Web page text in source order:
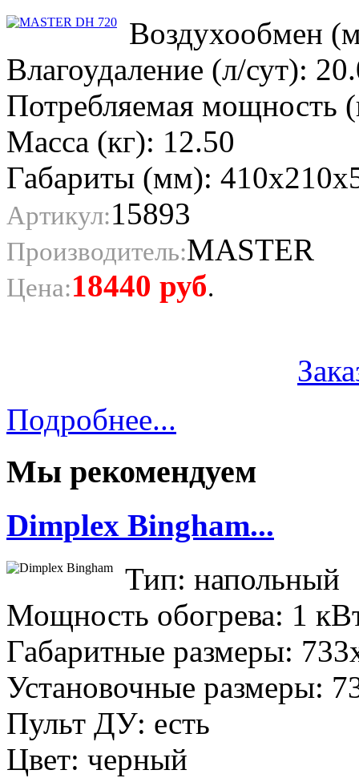
Воздухообмен
Влагоудаление (л/сут):
Потребляемая мощность
Масса (кг): 12.50
Габариты (мм):
Артикул:15893
Производитель:MASTER
Цена:18440 руб.
Подробнее...
Мы рекомендуем
Dimplex Bingham...
Тип: напольный
Мощность обогрева: 1
Габаритные размеры:
Установочные размеры:
Пульт ДУ: есть
Цвет: черный